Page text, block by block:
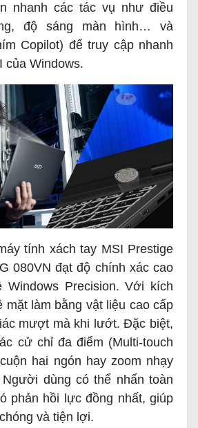
nhanh các tác vụ như điều
độ sáng màn hình… và
Copilot) để truy cập nhanh
của Windows.
tính xách tay MSI Prestige
080VN đạt độ chính xác cao
Windows Precision. Với kích
làm bằng vật liệu cao cấp
mượt mà khi lướt. Đặc biệt,
cử chỉ đa điểm (Multi-touch
hai ngón hay zoom nhạy
dùng có thể nhấn toàn
phản hồi lực đồng nhất, giúp
và tiện lợi.